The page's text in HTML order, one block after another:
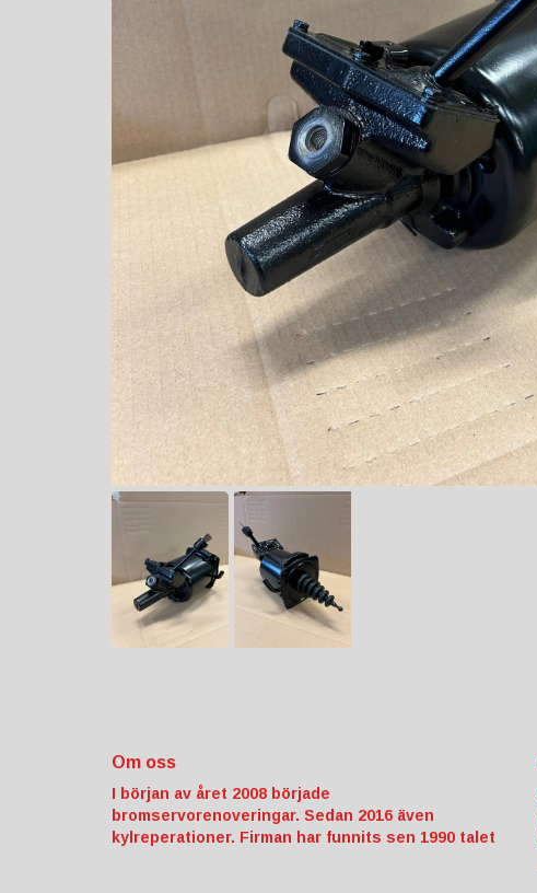
Om oss
I början av året 2008 började
bromservorenoveringar. Sedan 2016 även
kylreperationer. Firman har funnits sen 1990 talet